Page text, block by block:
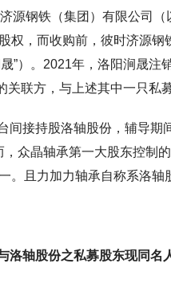
源钢铁（集团）有限公司（
权，而收购前，彼时济源
”）。2021年，洛阳涧晟
联方，与上述其中一只私
接持股洛轴股份，辅导期
众晶轴承第一大股东控制
且力加力轴承自称系洛轴
洛轴股份之私募股东现同名